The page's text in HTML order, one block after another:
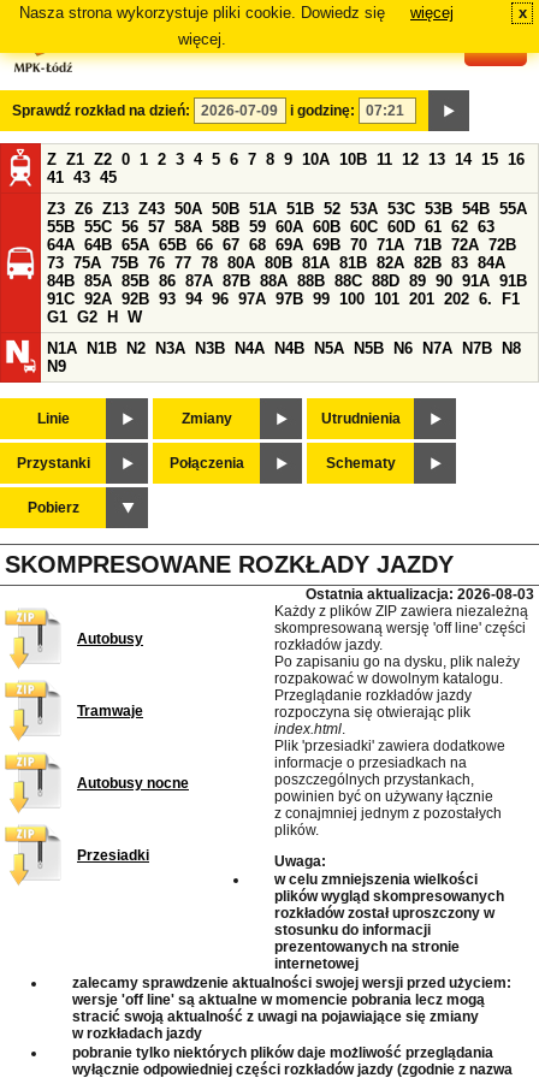
Nasza strona wykorzystuje pliki cookie. Dowiedz się
więcej.
więcej x
Sprawdź rozkład na dzień: i godzinę:
Z Z1 Z2 0 1 2 3 4 5 6 7 8 9 10A 10B 11 12 13 14 15 16
41 43 45
Z3 Z6 Z13 Z43 50A 50B 51A 51B 52 53A 53C 53B 54B 55A
55B 55C 56 57 58A 58B 59 60A 60B 60C 60D 61 62 63
64A 64B 65A 65B 66 67 68 69A 69B 70 71A 71B 72A 72B
73 75A 75B 76 77 78 80A 80B 81A 81B 82A 82B 83 84A
84B 85A 85B 86 87A 87B 88A 88B 88C 88D 89 90 91A 91B
91C 92A 92B 93 94 96 97A 97B 99 100 101 201 202 6.
F1
G1 G2 H
W
N1A
N1B N2 N3A N3B N4A N4B N5A N5B N6 N7A N7B
N8
N9
Linie Zmiany Utrudnienia
Przystanki Połączenia Schematy
Pobierz
SKOMPRESOWANE ROZKŁADY JAZDY
Ostatnia aktualizacja: 2026-08-03
Autobusy
Tramwaje
Autobusy nocne
Przesiadki
Każdy z plików ZIP zawiera niezależną
skompresowaną wersję 'off line' części
rozkładów jazdy.
Po zapisaniu go na dysku, plik należy
rozpakować w dowolnym katalogu.
Przeglądanie rozkładów jazdy
rozpoczyna się otwierając plik
index.html.
Plik 'przesiadki' zawiera dodatkowe
informacje o przesiadkach na
poszczególnych przystankach,
powinien być on używany łącznie
z conajmniej jednym z pozostałych
plików.
Uwaga:
w celu zmniejszenia wielkości
plików wygląd skompresowanych
rozkładów został uproszczony w
stosunku do informacji
prezentowanych na stronie
internetowej
zalecamy sprawdzenie aktualności swojej wersji przed użyciem:
wersje 'off line' są aktualne w momencie pobrania lecz mogą
stracić swoją aktualność z uwagi na pojawiające się zmiany
w rozkładach jazdy
pobranie tylko niektórych plików daje możliwość przeglądania
wyłącznie odpowiedniej części rozkładów jazdy (zgodnie z nazwa